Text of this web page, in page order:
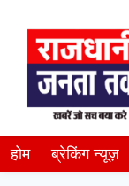
होम ब्रेकिंग न्यूज़